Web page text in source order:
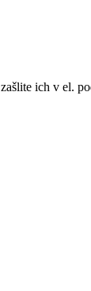
ich v el.